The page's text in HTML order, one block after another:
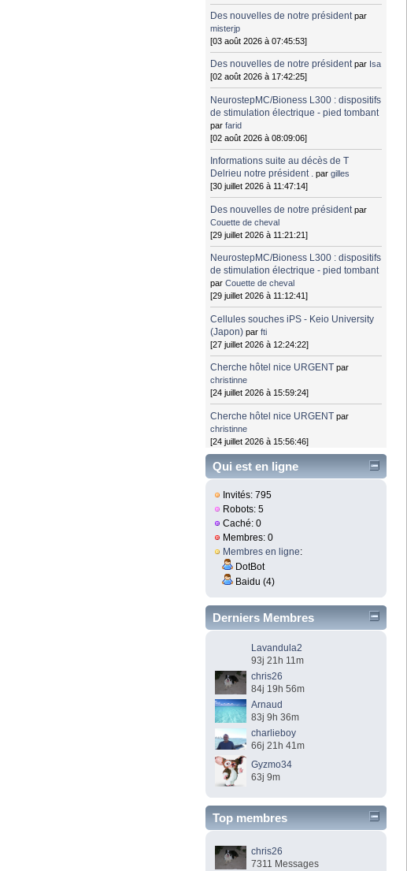
Des nouvelles de notre président par
misterjp
[03 août 2026 à 07:45:53]
Des nouvelles de notre président par Isa
[02 août 2026 à 17:42:25]
NeurostepMC/Bioness L300 : dispositifs
de stimulation électrique - pied tombant
parfarid
[02 août 2026 à 08:09:06]
Informations suite au décès de T
Delrieu notre président . pargilles
[30 juillet 2026 à 11:47:14]
Des nouvelles de notre président par
Couette de cheval
[29 juillet 2026 à 11:21:21]
NeurostepMC/Bioness L300 : dispositifs
de stimulation électrique - pied tombant
parCouette de cheval
[29 juillet 2026 à 11:12:41]
Cellules souches iPS - Keio University
(Japon) parfti
[27 juillet 2026 à 12:24:22]
Cherche hôtel nice URGENT par
christinne
[24 juillet 2026 à 15:59:24]
Cherche hôtel nice URGENT par
christinne
[24 juillet 2026 à 15:56:46]
Qui est en ligne
Invités: 795
Robots: 5
Caché: 0
Membres: 0
Membres en ligne:
DotBot
Baidu (4)
Derniers Membres
Lavandula2
93j 21h 11m
chris26
84j 19h 56m
Arnaud
83j 9h 36m
charlieboy
66j 21h 41m
Gyzmo34
63j 9m
Top membres
chris26
7311 Messages